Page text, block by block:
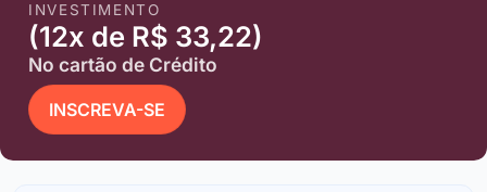
INVESTIMENTO
(12x de R$ 33,22)
No cartão de Crédito
INSCREVA-SE